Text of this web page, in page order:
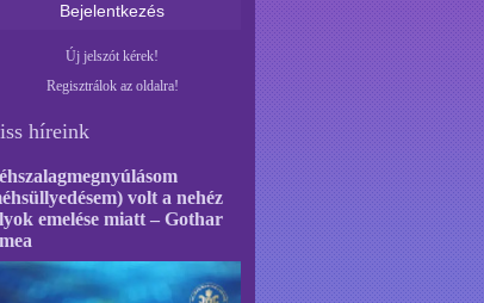
Bejelentkezés
Új jelszót kérek!
Regisztrálok az oldalra!
híreink
volt a nehéz
emelése miatt – Gothar